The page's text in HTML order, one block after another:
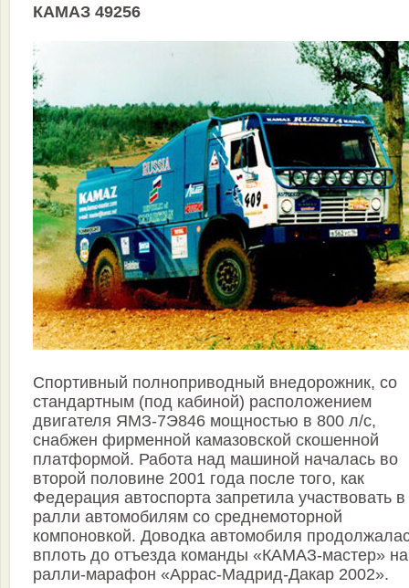
КАМАЗ 49256
Спортивный полноприводный внедорожник, со
стандартным (под кабиной) расположением
двигателя ЯМЗ-7Э846 мощностью в 800 л/с,
снабжен фирменной камазовской скошенной
платформой. Работа над машиной началась во
второй половине 2001 года после того, как
Федерация автоспорта запретила участвовать в
ралли автомобилям со среднемоторной
компоновкой. Доводка автомобиля
вплоть до отъезда команды «КАМАЗ-мастер» на
ралли-марафон «Аррас-Мадрид-Дакар 2002».